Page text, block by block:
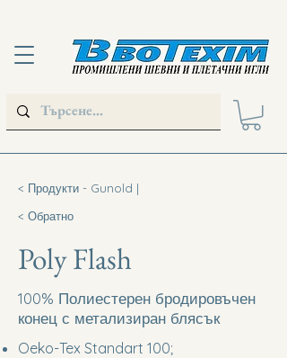
< Продукти - Gunold |
< Обратно
Poly Flash
100% Полиестерен бродировъчен
конец с метализиран блясък
Oeko-Tex Standart 100;